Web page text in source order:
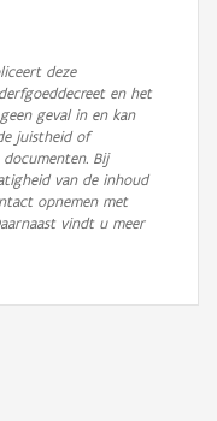
deze
en het
geval in en kan
juistheid of
Bij
van de inhoud
opnemen met
vindt u meer